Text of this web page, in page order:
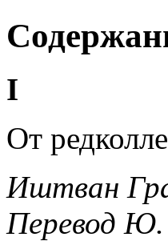
I
От
Иштван
Перевод Ю.